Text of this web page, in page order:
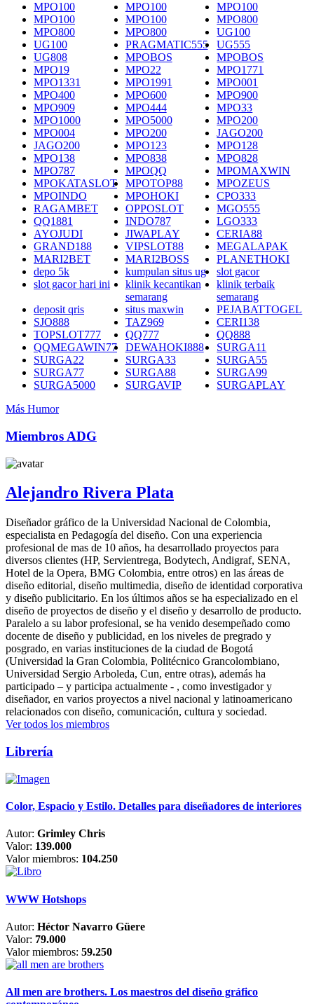
MPO100 MPO100
MPO100
MPO100
MPO100
MPO800
MPO800
MPO800
UG100
UG100
PRAGMATIC555
UG555
UG808
MPOBOS
MPOBOS
MPO19
MPO22
MPO1771
MPO1331
MPO1991
MPO001
MPO400
MPO600
MPO900
MPO909
MPO444
MPO33
MPO1000
MPO5000
MPO200
MPO004
MPO200
JAGO200
JAGO200
MPO123
MPO128
MPO138
MPO838
MPO828
MPO787
MPOQQ
MPOMAXWIN
MPOKATASLOT
MPOTOP88
MPOZEUS
MPOINDO
MPOHOKI
CPO333
RAGAMBET
OPPOSLOT
MGO555
QQ1881
INDO787
LGO333
AYOJUDI
JIWAPLAY
CERIA88
GRAND188
VIPSLOT88
MEGALAPAK
MARI2BET
MARI2BOSS
PLANETHOKI
depo 5k
kumpulan situs ug
slot gacor
slot gacor hari ini
klinik kecantikan
semarang
klinik terbaik
semarang
deposit qris
situs maxwin
PEJABATTOGEL
SJO888
TAZ969
CERI138
TOPSLOT777
QQ777
QQ888
QQMEGAWIN77
DEWAHOKI888
SURGA11
SURGA22
SURGA33
SURGA55
SURGA77
SURGA88
SURGA99
SURGA5000
SURGAVIP
SURGAPLAY
Más Humor
Miembros ADG
Alejandro Rivera Plata
Diseñador gráfico de la Universidad Nacional de Colombia,
especialista en Pedagogía del diseño. Con una experiencia
profesional de mas de 10 años, ha desarrollado proyectos para
diversos clientes (HP, Servientrega, Bodytech, Andigraf, SENA,
Hotel de la Opera, BMG Colombia, entre otros) en las áreas de
diseño editorial, diseño multimedia, diseño de identidad corporativa
y diseño publicitario. En los últimos años se ha especializado en el
diseño de proyectos de diseño y el diseño y desarrollo de producto.
Paralelo a su labor profesional, se ha venido desempeñado como
docente de diseño y publicidad, en los niveles de pregrado y
posgrado, en varias instituciones de la ciudad de Bogotá
(Universidad la Gran Colombia, Politécnico Grancolombiano,
Universidad Sergio Arboleda, Cun, entre otras), además ha
participado – y participa actualmente - , como investigador y
diseñador, en varios proyectos a nivel nacional y latinoamericano
relacionados con diseño, comunicación, cultura y sociedad.
Ver todos los miembros
Librería
Color, Espacio y Estilo. Detalles para diseñadores de interiores
Autor: Grimley Chris
Valor: 139.000
Valor miembros: 104.250
WWW Hotshops
Autor: Héctor Navarro Güere
Valor: 79.000
Valor miembros: 59.250
All men are brothers. Los maestros del diseño gráfico